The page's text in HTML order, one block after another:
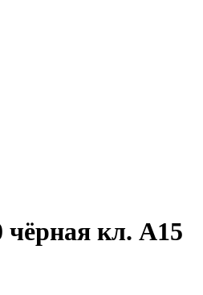
чёрная кл. А15